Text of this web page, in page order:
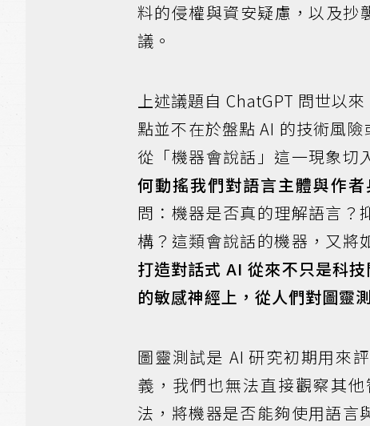
料的侵權與資安疑慮，以及抄
議。
上述議題自 ChatGPT 問世以
點並不在於盤點 AI 的技術風
從「機器會說話」這一現象切
何動搖我們對語言主體與作
問：機器是否真的理解語言？
構？這類會說話的機器，又將
打造對話式 AI 從來不只是科
的敏感神經上，從人們對圖靈
圖靈測試是 AI 研究初期用來
義，我們也無法直接觀察其
法，將機器是否能夠使用語言